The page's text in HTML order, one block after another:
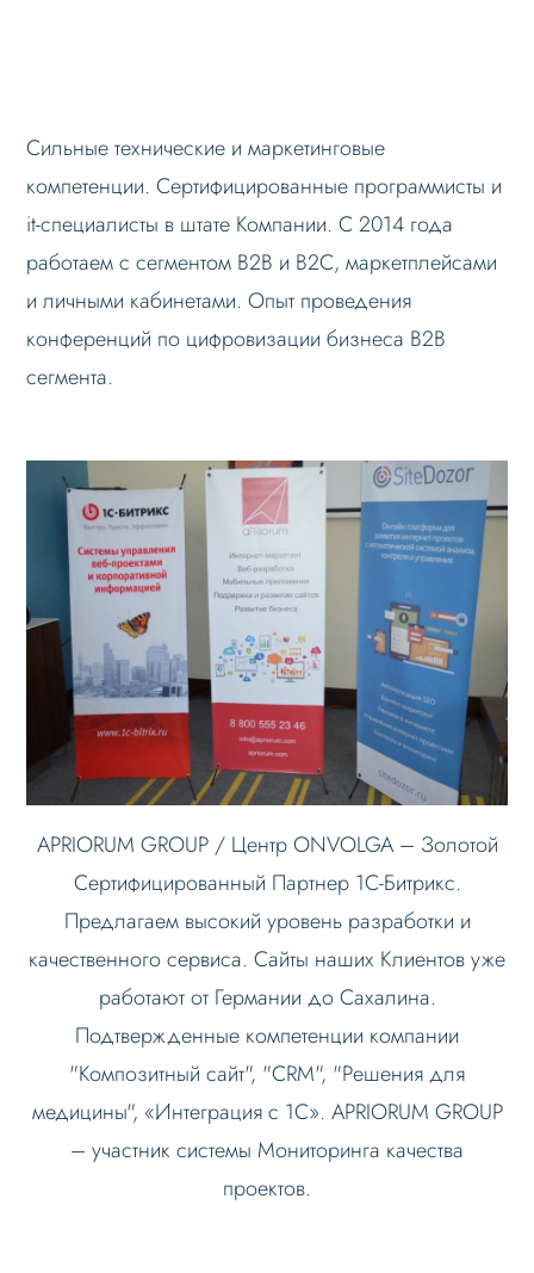
Сильные технические и маркетинговые
компетенции. Сертифицированные программисты и
it-специалисты в штате Компании. С 2014 года
работаем с сегментом B2B и B2C, маркетплейсами
и личными кабинетами. Опыт проведения
конференций по цифровизации бизнеса B2B
сегмента.
APRIORUM GROUP / Центр ONVOLGA – Золотой
Сертифицированный Партнер 1С-Битрикс.
Предлагаем высокий уровень разработки и
качественного сервиса. Сайты наших Клиентов уже
работают от Германии до Сахалина.
Подтвержденные компетенции компании
"Композитный сайт", "CRM", "Решения для
медицины", «Интеграция с 1С». APRIORUM GROUP
– участник системы Мониторинга качества
проектов.